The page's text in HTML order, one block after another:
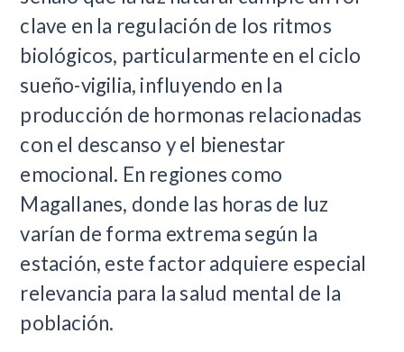
clave en la regulación de los ritmos
biológicos, particularmente en el ciclo
sueño-vigilia, influyendo en la
producción de hormonas relacionadas
con el descanso y el bienestar
emocional. En regiones como
Magallanes, donde las horas de luz
varían de forma extrema según la
estación, este factor adquiere especial
relevancia para la salud mental de la
población.